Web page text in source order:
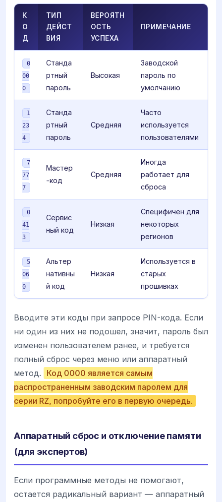
К
О
Д
ТИП
ДЕЙСТ
ВИЯ
ВЕРОЯТН
ОСТЬ
УСПЕХА
ПРИМЕЧАНИЕ
0
00
0
Станда
ртный
пароль
Высокая
Заводской
пароль по
умолчанию
1
23
4
Станда
ртный
пароль
Средняя
Часто
используется
пользователями
7
77
7
Мастер
-код
Средняя
Иногда
работает для
сброса
0
41
3
Сервис
ный код
Низкая
Специфичен для
некоторых
регионов
5
06
0
Альтер
нативны
й код
Низкая
Используется в
старых
прошивках
Вводите эти коды при запросе PIN-кода. Если
ни один из них не подошел, значит, пароль был
изменен пользователем ранее, и требуется
полный сброс через меню или аппаратный
метод.
Код 0000 является самым
распространенным заводским паролем для
серии RZ, попробуйте его в первую очередь.
Аппаратный сброс и отключение памяти
(для экспертов)
Если программные методы не помогают,
остается радикальный вариант — аппаратный